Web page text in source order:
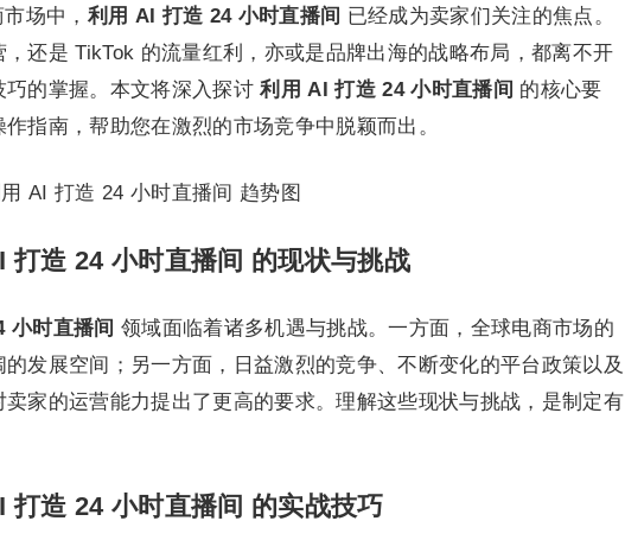
场中， 利用 AI 打造 24 小时直播间 已经成为卖家们关注的焦点。
还是 TikTok 的流量红利，亦或是品牌出海的战略布局，都离不开
巧的掌握。本文将深入探讨利用 AI 打造 24 小时直播间 的核心要
指南，帮助您在激烈的市场竞争中脱颖而出。
打造 24 小时直播间 的现状与挑战
小时直播间 领域面临着诸多机遇与挑战。一方面，全球电商市场的
发展空间；另一方面，日益激烈的竞争、不断变化的平台政策以及
家的运营能力提出了更高的要求。理解这些现状与挑战，是制定有
打造 24 小时直播间 的实战技巧